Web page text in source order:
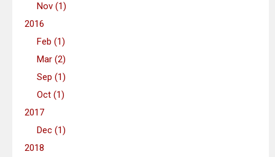
Nov (1)
2016
Feb (1)
Mar (2)
Sep (1)
Oct (1)
2017
Dec (1)
2018